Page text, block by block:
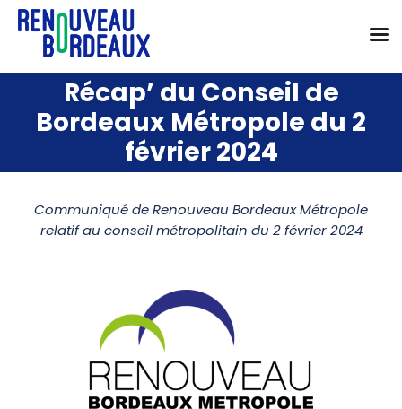
contenu
Récap’ du Conseil de
Bordeaux Métropole du 2
février 2024
Communiqué de Renouveau Bordeaux Métropole
relatif au conseil métropolitain du 2 février 2024